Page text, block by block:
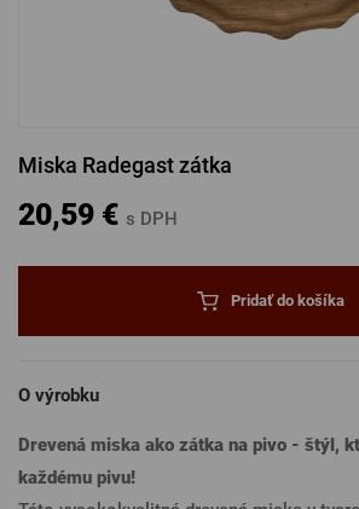
PRIHLÁSENIE CEZ SEZNAM
Miska Radegast zátka
20,59 € s DPH
Pridať do košíka
O výrobku
Drevená miska ako zátka na pivo - štýl,
každému pivu!